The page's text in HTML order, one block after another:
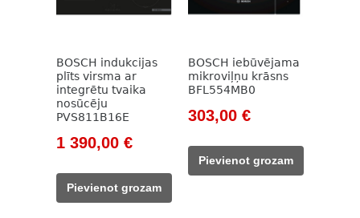
BOSCH indukcijas
plīts virsma ar
integrētu tvaika
nosūcēju
PVS811B16E
Original
was:
1
1 390,00 €Current
Pievienot grozam
BOSCH iebūvējama
mikroviļņu krāsns
BFL554MB0
Original
was:
390,00 €.
303,00 €Current
303,00 €.
Pievienot grozam